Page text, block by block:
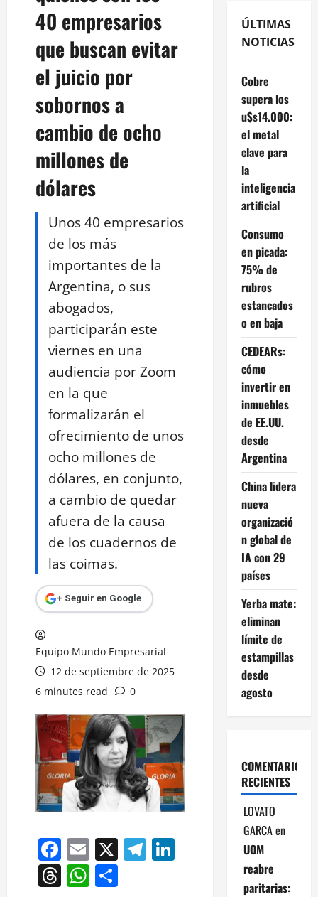
40 empresarios
que buscan evitar
el juicio por
sobornos a
cambio de ocho
millones de
dólares
Unos 40 empresarios
de los más
importantes de la
Argentina, o sus
abogados,
participarán este
viernes en una
audiencia por Zoom
en la que
formalizarán el
ofrecimiento de unos
ocho millones de
dólares, en conjunto,
a cambio de quedar
afuera de la causa
de los cuadernos de
las coimas.
+ Seguir en Google
Equipo Mundo Empresarial
12 de septiembre de 2025
6 minutes read
0
Facebook
Email
X Telegram
LinkedIn
Threads
WhatsApp
ÚLTIMAS
NOTICIAS
Cobre
supera los
u$s14.000:
el metal
clave para
la
inteligencia
artificial
Consumo
en picada:
75% de
rubros
estancados
o en baja
CEDEARs:
cómo
invertir en
inmuebles
de EE.UU.
desde
Argentina
China lidera
nueva
organizació
n global de
IA con 29
países
Yerba mate:
eliminan
límite de
estampillas
desde
agosto
COMENTARIOS
RECIENTES
LOVATO
GARCAen
UOM
reabre
paritarias: